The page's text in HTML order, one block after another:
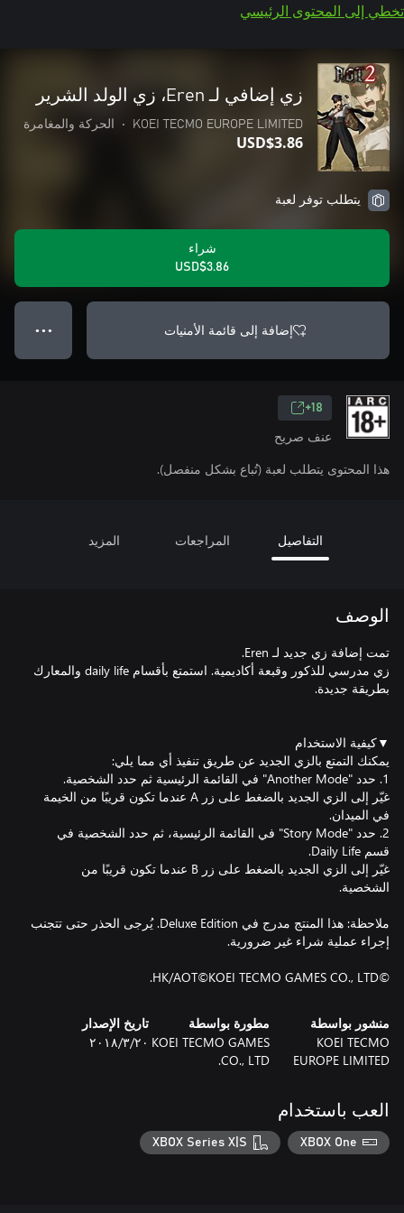
تخطي إلى المحتوى الرئيسي
زي إضافي لـ Eren،‏ زي الولد الشرير
KOEI TECMO EUROPE LIMITED
• الحركة والمغامرة
USD$3.86
يتطلب توفر لعبة
شراء
USD$3.86
إضافة إلى قائمة الأمنيات ● ● ●
18+
عنف صريح
هذا المحتوى يتطلب لعبة (تُباع بشكل منفصل).
التفاصيل المراجعات المزيد
الوصف
زي مدرسي للذكور وقبعة أكاديمية. استمتع بأقسام daily life والمعارك
غيّر إلى الزي الجديد بالضغط على زر A عندما تكون قريبًا من الخيمة
2. حدد "Story Mode" في القائمة الرئيسية، ثم حدد الشخصية في
غيّر إلى الزي الجديد بالضغط على زر B عندما تكون قريبًا من
ملاحظة: هذا المنتج مدرج في Deluxe Edition. يُرجى الحذر حتى تتجنب
©HK/AOT©KOEI TECMO GAMES CO., LTD.
منشور بواسطة
KOEI TECMO
EUROPE LIMITED
مطورة بواسطة
KOEI TECMO GAMES
CO., LTD.
تاريخ الإصدار
٢٠‏/٣‏/٢٠١٨
العب باستخدام
XBOX One
XBOX Series X|S